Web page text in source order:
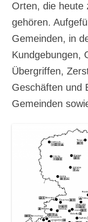
Orten, die heute
gehören.
Gemeinden, in
Kundgebungen,
Übergriffen,
Geschäften und
Gemeinden